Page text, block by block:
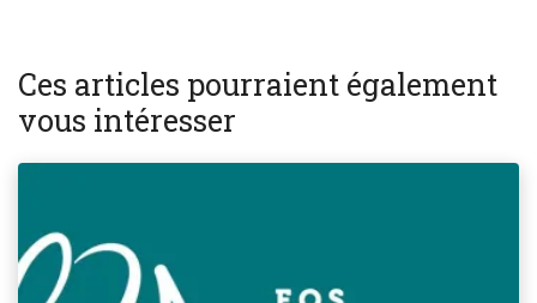
Ces articles pourraient également
vous intéresser